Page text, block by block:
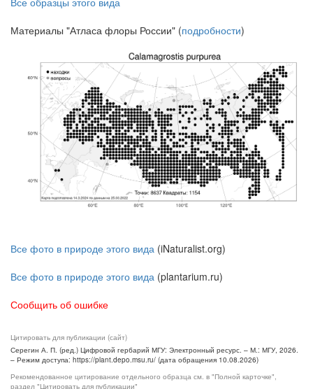
Материалы "Атласа флоры России" (подробности)
Все фото в природе этого вида (iNaturalist.org)
Все фото в природе этого вида (plantarium.ru)
Сообщить об ошибке
Цитировать для публикации (сайт)
Серегин А. П. (ред.) Цифровой гербарий МГУ: Электронный ресурс. – М.: МГУ, 2026.
– Режим доступа: https://plant.depo.msu.ru/ (дата обращения 10.08.2026)
Рекомендованное цитирование отдельного образца см. в "Полной карточке",
раздел "Цитировать для публикации"